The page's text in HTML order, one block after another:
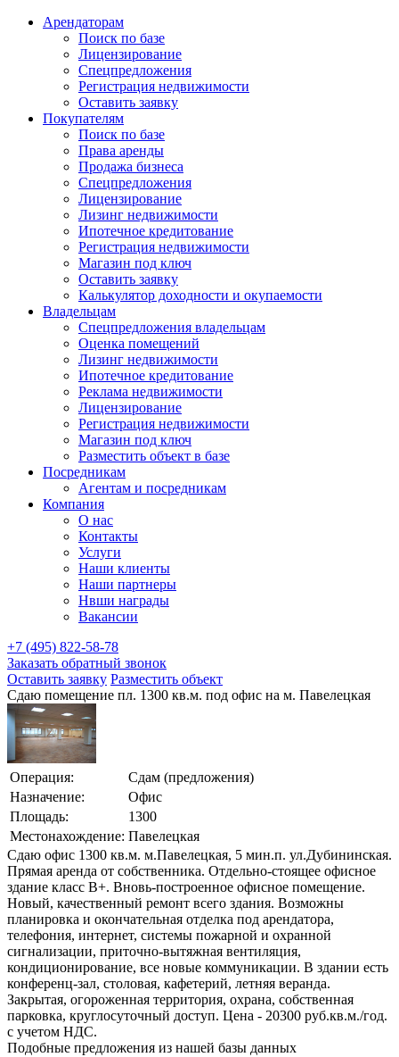
Арендаторам
Поиск по базе
Лицензирование
Спецпредложения
Регистрация недвижимости
Оставить заявку
Покупателям
Поиск по базе
Права аренды
Продажа бизнеса
Спецпредложения
Лицензирование
Лизинг недвижимости
Ипотечное кредитование
Регистрация недвижимости
Магазин под ключ
Оставить заявку
Калькулятор доходности и окупаемости
Владельцам
Спецпредложения владельцам
Оценка помещений
Лизинг недвижимости
Ипотечное кредитование
Реклама недвижимости
Лицензирование
Регистрация недвижимости
Магазин под ключ
Разместить объект в базе
Посредникам
Агентам и посредникам
Компания
О нас
Контакты
Услуги
Наши клиенты
Наши партнеры
Нвши награды
Вакансии
+7 (495) 822-58-78
Заказать обратный звонок
Оставить заявку Разместить объект
Сдаю помещение пл. 1300 кв.м. под офис на м. Павелецкая
Операция:
Сдам (предложения)
Назначение:
Офис
Площадь:
1300
Местонахождение: Павелецкая
Сдаю офис 1300 кв.м. м.Павелецкая, 5 мин.п. ул.Дубининская.
Прямая аренда от собственника. Отдельно-стоящее офисное
здание класс В+. Вновь-построенное офисное помещение.
Новый, качественный ремонт всего здания. Возможны
планировка и окончательная отделка под арендатора,
телефония, интернет, системы пожарной и охранной
сигнализации, приточно-вытяжная вентиляция,
кондиционирование, все новые коммуникации. В здании есть
конференц-зал, столовая, кафетерий, летняя веранда.
Закрытая, огороженная территория, охрана, собственная
парковка, круглосуточный доступ. Цена - 20300 руб.кв.м./год.
с учетом НДС.
Подобные предложения из нашей базы данных